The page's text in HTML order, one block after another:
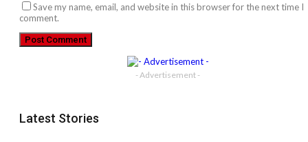
Save my name, email, and website in this browser for the next time I
comment.
- Advertisement -
Latest Stories